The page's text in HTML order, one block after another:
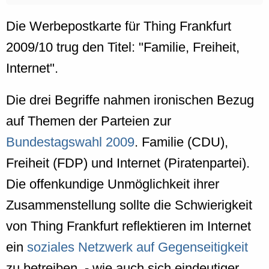
Die Werbepostkarte für Thing Frankfurt
2009/10 trug den Titel: "Familie, Freiheit,
Internet".
Die drei Begriffe nahmen ironischen Bezug
auf Themen der Parteien zur
Bundestagswahl 2009. Familie (CDU),
Freiheit (FDP) und Internet (Piratenpartei).
Die offenkundige Unmöglichkeit ihrer
Zusammenstellung sollte die Schwierigkeit
von Thing Frankfurt reflektieren im Internet
ein soziales Netzwerk auf Gegenseitigkeit